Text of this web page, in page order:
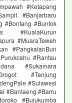
#Ketapang
#Banjarbaru
#Bontang #Buntok
#KualaKurun
#MuaraTeweh
#PangkalanBun
#Rantau
#Sukamara
#Tanjung
#Sulawesi
#Bantaeng #Barru
#Bulukumba